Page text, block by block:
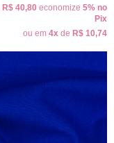
R$ 40,80 economize 5% no
Pix
ou em 4x de R$ 10,74